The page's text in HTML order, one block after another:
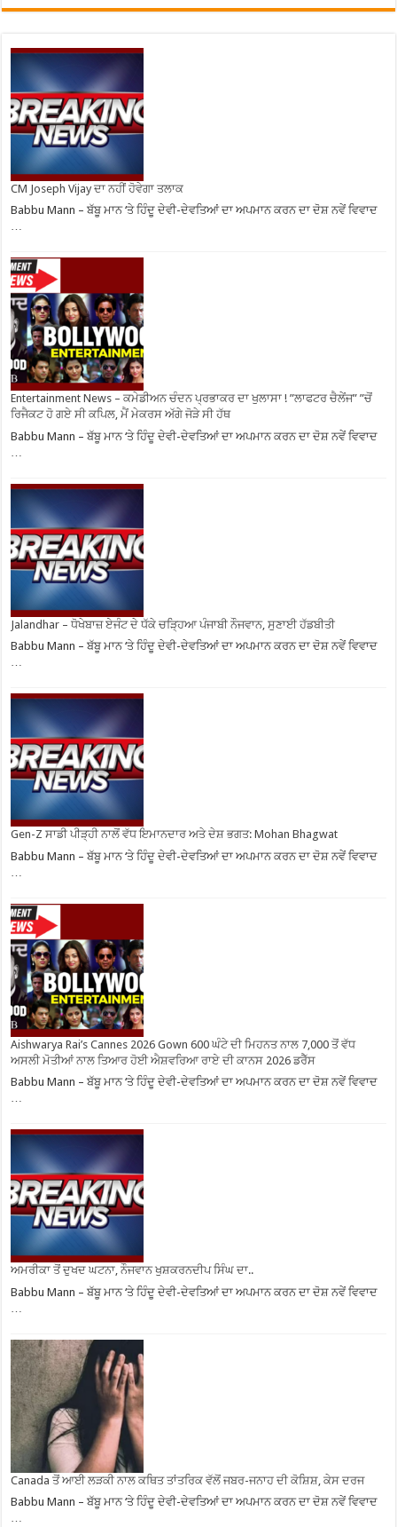
CM Joseph Vijay ਦਾ ਨਹੀਂ ਹੋਵੇਗਾ ਤਲਾਕ
Babbu Mann – ਬੱਬੂ ਮਾਨ ‘ਤੇ ਹਿੰਦੂ ਦੇਵੀ-ਦੇਵਤਿਆਂ ਦਾ ਅਪਮਾਨ ਕਰਨ ਦਾ ਦੋਸ਼ ਨਵੇਂ ਵਿਵਾਦ
…
Entertainment News – ਕਮੇਡੀਅਨ ਚੰਦਨ ਪ੍ਰਭਾਕਰ ਦਾ ਖੁਲਾਸਾ ! ”ਲਾਫਟਰ ਚੈਲੇਂਜ” ”ਚੋਂ
ਰਿਜੈਕਟ ਹੋ ਗਏ ਸੀ ਕਪਿਲ, ਮੈਂ ਮੇਕਰਸ ਅੱਗੇ ਜੋੜੇ ਸੀ ਹੱਥ
Babbu Mann – ਬੱਬੂ ਮਾਨ ‘ਤੇ ਹਿੰਦੂ ਦੇਵੀ-ਦੇਵਤਿਆਂ ਦਾ ਅਪਮਾਨ ਕਰਨ ਦਾ ਦੋਸ਼ ਨਵੇਂ ਵਿਵਾਦ
Jalandhar – ਧੋਖੇਬਾਜ਼ ਏਜੰਟ ਦੇ ਧੱਕੇ ਚੜ੍ਹਿਆ ਪੰਜਾਬੀ ਨੌਜਵਾਨ, ਸੁਣਾਈ ਹੱਡਬੀਤੀ
Babbu Mann – ਬੱਬੂ ਮਾਨ ‘ਤੇ ਹਿੰਦੂ ਦੇਵੀ-ਦੇਵਤਿਆਂ ਦਾ ਅਪਮਾਨ ਕਰਨ ਦਾ ਦੋਸ਼ ਨਵੇਂ ਵਿਵਾਦ
…
Gen-Z ਸਾਡੀ ਪੀੜ੍ਹੀ ਨਾਲੋਂ ਵੱਧ ਇਮਾਨਦਾਰ ਅਤੇ ਦੇਸ਼ ਭਗਤ: Mohan Bhagwat
Babbu Mann – ਬੱਬੂ ਮਾਨ ‘ਤੇ ਹਿੰਦੂ ਦੇਵੀ-ਦੇਵਤਿਆਂ ਦਾ ਅਪਮਾਨ ਕਰਨ ਦਾ ਦੋਸ਼ ਨਵੇਂ ਵਿਵਾਦ
Aishwarya Rai’s Cannes 2026 Gown 600 ਘੰਟੇ ਦੀ ਮਿਹਨਤ ਨਾਲ 7,000 ਤੋਂ ਵੱਧ
ਅਸਲੀ ਮੋਤੀਆਂ ਨਾਲ ਤਿਆਰ ਹੋਈ ਐਸ਼ਵਰਿਆ ਰਾਏ ਦੀ ਕਾਨਸ 2026 ਡਰੈੱਸ
Babbu Mann – ਬੱਬੂ ਮਾਨ ‘ਤੇ ਹਿੰਦੂ ਦੇਵੀ-ਦੇਵਤਿਆਂ ਦਾ ਅਪਮਾਨ ਕਰਨ ਦਾ ਦੋਸ਼ ਨਵੇਂ ਵਿਵਾਦ
…
ਅਮਰੀਕਾ ਤੋਂ ਦੁਖਦ ਘਟਨਾ, ਨੌਜਵਾਨ ਖੁਸ਼ਕਰਨਦੀਪ ਸਿੰਘ ਦਾ..
Babbu Mann – ਬੱਬੂ ਮਾਨ ‘ਤੇ ਹਿੰਦੂ ਦੇਵੀ-ਦੇਵਤਿਆਂ ਦਾ ਅਪਮਾਨ ਕਰਨ ਦਾ ਦੋਸ਼ ਨਵੇਂ ਵਿਵਾਦ
Canada ਤੋਂ ਆਈ ਲੜਕੀ ਨਾਲ ਕਥਿਤ ਤਾਂਤਰਿਕ ਵੱਲੋਂ ਜਬਰ-ਜਨਾਹ ਦੀ ਕੋਸ਼ਿਸ਼, ਕੇਸ ਦਰਜ
Babbu Mann – ਬੱਬੂ ਮਾਨ ‘ਤੇ ਹਿੰਦੂ ਦੇਵੀ-ਦੇਵਤਿਆਂ ਦਾ ਅਪਮਾਨ ਕਰਨ ਦਾ ਦੋਸ਼ ਨਵੇਂ ਵਿਵਾਦ
…